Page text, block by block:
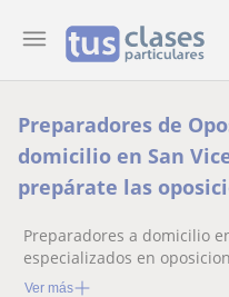
Preparadores de
domicilio en San
prepárate las
Preparadores a domicilio
especializados en
primaria y secundaria
Ver más